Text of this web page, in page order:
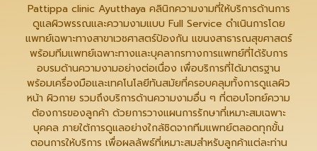
Pattippa clinic Ayutthaya คลินิกความงามที่ให้บริการด้านการ
ดูแลผิวพรรณและความงามแบบ Full Service ดำเนินการโดย
แพทย์เฉพาะทางสาขาเวชศาสตร์ป้องกัน แขนงสาธารณสุขศาสตร์
พร้อมทีมแพทย์เฉพาะทางและบุคลากรทางการแพทย์ที่ได้รับการ
อบรมด้านความงามอย่างต่อเนื่อง เพื่อบริการที่ได้มาตรฐาน
พร้อมเครื่องมือและเทคโนโลยีทันสมัยที่ครอบคลุมทั้งการดูแลผิว
หน้า ผิวกาย รวมถึงบริการด้านความงามอื่น ๆ ที่ตอบโจทย์ความ
ต้องการของลูกค้า ด้วยการวางแผนการรักษาที่เหมาะสมเฉพาะ
บุคคล ภายใต้การดูแลอย่างใกล้ชิดจากทีมแพทย์ตลอดทุกขั้น
ตอนการให้บริการ เพื่อผลลัพธ์ที่เหมาะสมสำหรับลูกค้าแต่ละท่าน